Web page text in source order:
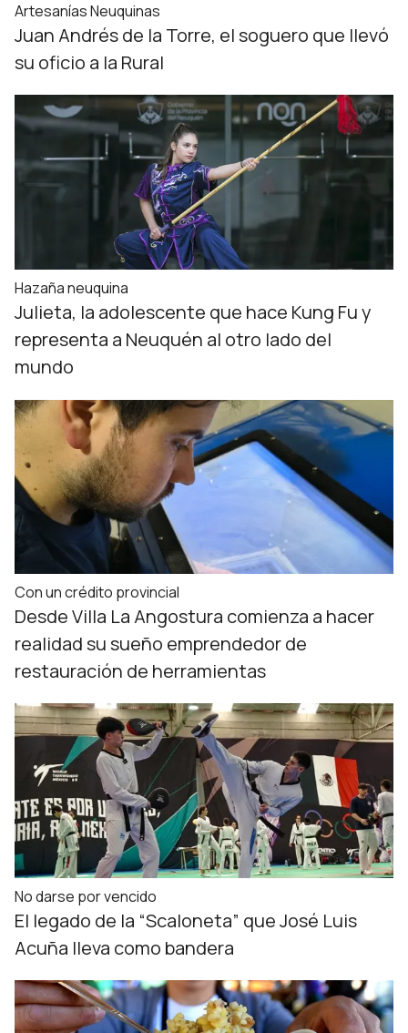
Artesanías Neuquinas
Juan Andrés de la Torre, el soguero que llevó
su oficio a la Rural
Hazaña neuquina
Julieta, la adolescente que hace Kung Fu y
representa a Neuquén al otro lado del
mundo
Con un crédito provincial
Desde Villa La Angostura comienza a hacer
realidad su sueño emprendedor de
restauración de herramientas
No darse por vencido
El legado de la “Scaloneta” que José Luis
Acuña lleva como bandera